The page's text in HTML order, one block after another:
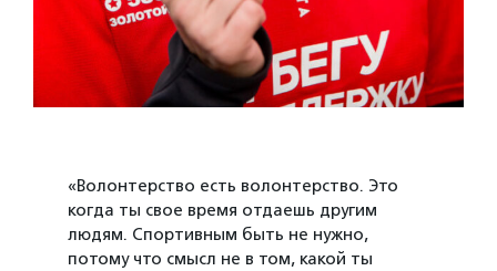
«Волонтерство есть волонтерство. Это
когда ты свое время отдаешь другим
людям. Спортивным быть не нужно,
потому что смысл не в том, какой ты